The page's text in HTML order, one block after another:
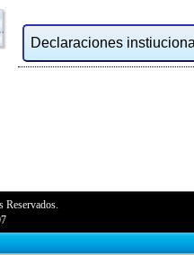
Declaraciones
Reservados.